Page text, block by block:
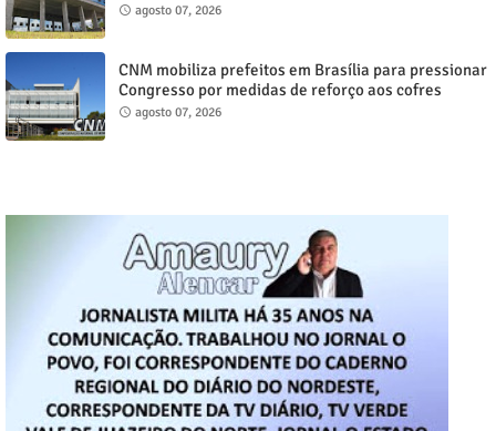
agosto 07, 2026
CNM mobiliza prefeitos em Brasília para pressionar
Congresso por medidas de reforço aos cofres
municipais
agosto 07, 2026